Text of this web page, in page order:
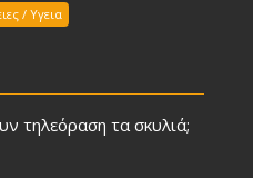
/ Υγεια
τηλεόραση τα σκυλιά;